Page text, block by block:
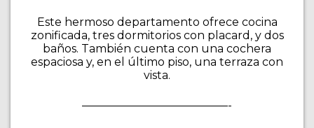
Este hermoso departamento ofrece cocina
zonificada, tres dormitorios con placard, y dos
baños. También cuenta con una cochera
espaciosa y, en el último piso, una terraza con
vista.
—————————————-